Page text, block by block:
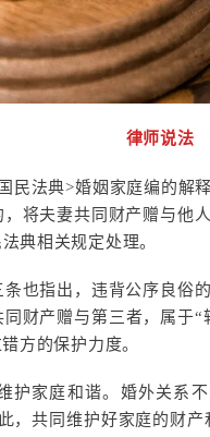
律师说法
民法典>婚姻家庭编的
将夫妻共同财产赠与他
典相关规定处理。
也指出，违背公序良俗
财产赠与第三者，属于
方的保护力度。
护家庭和谐。婚外关系
，共同维护好家庭的财产